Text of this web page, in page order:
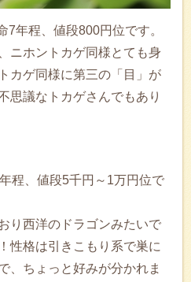
7年程、値段800円位です。
ニホントカゲ同様とても身
カゲ同様に第三の「目」が
思議なトカゲさんでもあり
程、値段5千円～1万円位で
り西洋のドラゴンみたいで
性格は引きこもり系で巣に
、ちょっと好みが分かれま